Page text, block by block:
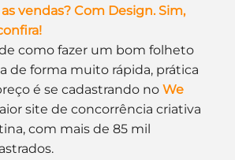
vendas? Com Design. Sim,
como fazer um bom folheto
de forma muito rápida, prática
é se cadastrando no We
site de concorrência criativa
com mais de 85 mil